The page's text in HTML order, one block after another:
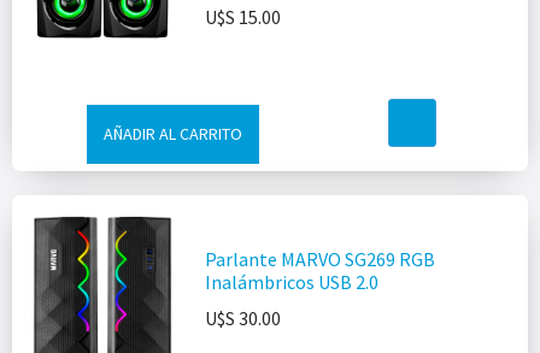
U$S 15.00
AÑADIR AL CARRITO
Parlante MARVO SG269 RGB
Inalámbricos USB 2.0
U$S 30.00